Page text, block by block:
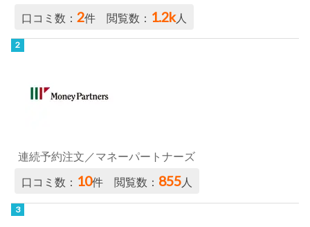
口コミ数：2件 閲覧数： 1.2k人
連続予約注文／マネーパートナーズ
口コミ数： 10件 閲覧数： 855人